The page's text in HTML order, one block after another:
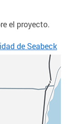
el proyecto.
de Seabeck